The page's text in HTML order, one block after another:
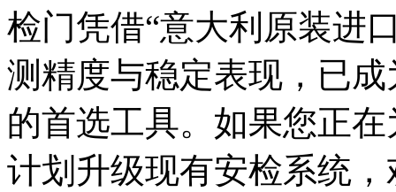
检门凭借“意大利原装进
测精度与稳定表现，已
的首选工具。如果您正
计划升级现有安检系统